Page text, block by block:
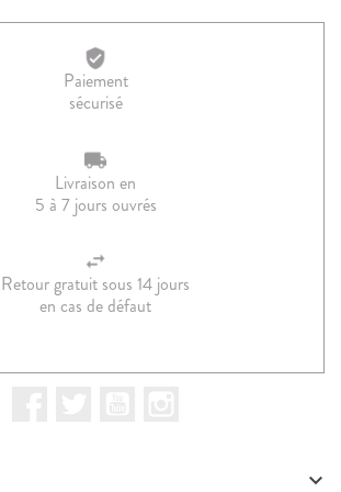
Paiement
sécurisé
Livraison en
5 à 7 jours ouvrés
Retour gratuit sous 14 jours
en cas de défaut
